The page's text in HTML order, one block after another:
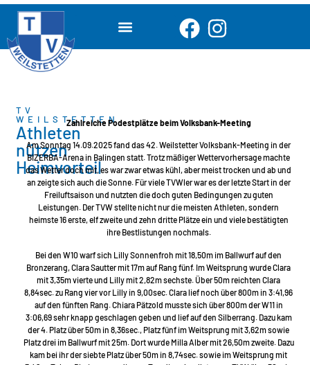
TV
WEILSTETTEN
Athleten
nützen
Heimvorteil
Zahlreiche Podestplätze beim Volksbank-Meeting
Am Sonntag 14.09.2025 fand das 42. Weilstetter Volksbank-Meeting in der
BIZERBA-Arena in Balingen statt. Trotz mäßiger Wettervorhersage machte
das Wetter doch mit, es war zwar etwas kühl, aber meist trocken und ab und
an zeigte sich auch die Sonne. Für viele TVWler war es der letzte Start in der
Freiluftsaison und nutzten die doch guten Bedingungen zu guten
Leistungen. Der TVW stellte nicht nur die meisten Athleten, sondern
heimste 16 erste, elf zweite und zehn dritte Plätze ein und viele bestätigten
ihre Bestlistungen nochmals.
Bei den W10 warf sich Lilly Sonnenfroh mit 18,50m im Ballwurf auf den
Bronzerang, Clara Sautter mit 17m auf Rang fünf. Im Weitsprung wurde Clara
mit 3,35m vierte und Lilly mit 2,82m sechste. Über 50m reichten Clara
8,84sec. zu Rang vier vor Lilly in 9,00sec. Clara lief noch über 800m in 3:41,96
auf den fünften Rang. Chiara Pätzold musste sich über 800m der W11 in
3:06,69 sehr knapp geschlagen geben und lief auf den Silberrang. Dazu kam
der 4. Platz über 50m in 8,36sec., Platz fünf im Weitsprung mit 3,62m sowie
Platz drei im Ballwurf mit 25m. Dort wurde Milla Alber mit 26,50m zweite. Dazu
kam bei ihr der siebte Platz über 50m in 8,74sec. sowie im Weitsprung mit